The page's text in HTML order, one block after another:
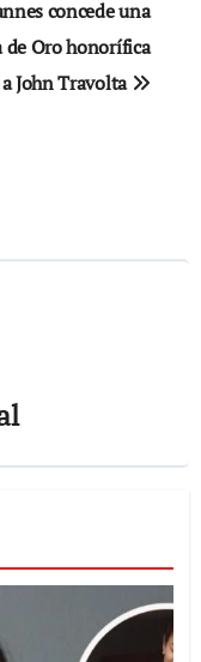
concede una
de Oro honorífica
a John Travolta